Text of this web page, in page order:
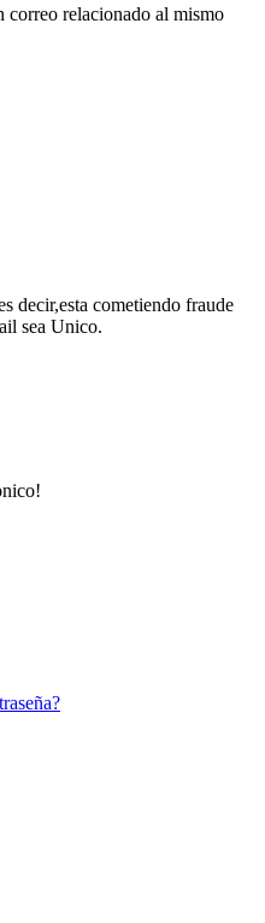
correo relacionado al mismo
decir,esta cometiendo fraude
sea Unico.